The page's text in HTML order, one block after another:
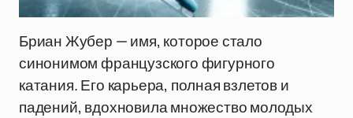
Бриан Жубер — имя, которое стало
синонимом французского фигурного
катания. Его карьера, полная взлетов и
падений, вдохновила множество молодых